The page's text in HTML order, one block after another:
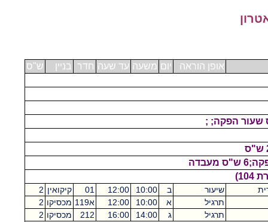
אופן הוראה יום משעה עד שעה חדר בניין ש"ס
שיעור ב 10:00
12:00
01 קיקואין 2
תרגיל
א 10:00
12:00 א119 מכסיקו 2
תרגיל
ג 14:00
16:00
212 מכסיקו 2